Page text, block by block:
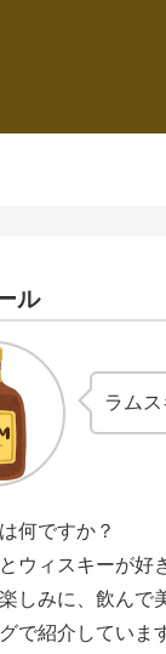
ル
ラム
何ですか？
ウィスキーが好
しみに、飲んで
で紹介していま